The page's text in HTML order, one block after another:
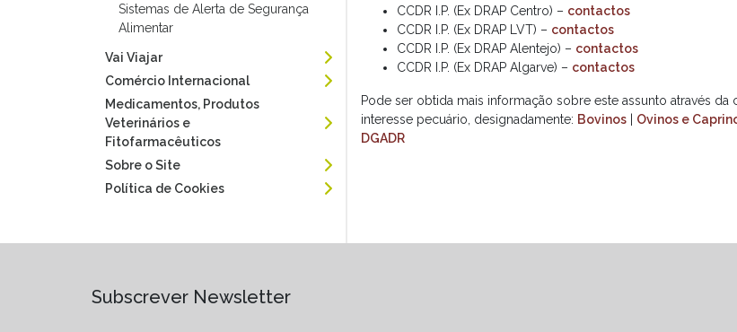
Sistemas de Alerta de Segurança
Alimentar
Vai Viajar
Comércio Internacional
Medicamentos, Produtos
Veterinários e
Fitofarmacêuticos
Sobre o Site
Política de Cookies
CCDR I.P. (Ex DRAP Centro) – contactos
CCDR I.P. (Ex DRAP LVT) – contactos
CCDR I.P. (Ex DRAP Alentejo) – contactos
CCDR I.P. (Ex DRAP Algarve) – contactos
Pode ser obtida mais informação sobre este assunto através
interesse pecuário, designadamente: Bovinos Ovinos e
DGADR
Subscrever Newsletter